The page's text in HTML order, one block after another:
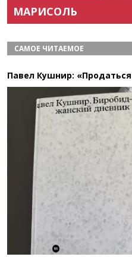
МАРИСОЛЬ
САМОЕ ЧИТАЕМОЕ
Павел Кушнир: